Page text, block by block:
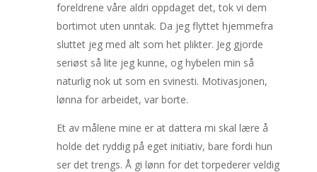
foreldrene våre aldri oppdaget det, tok vi dem
bortimot uten unntak. Da jeg flyttet hjemmefra
sluttet jeg med alt som het plikter. Jeg gjorde
seriøst så lite jeg kunne, og hybelen min så
naturlig nok ut som en svinesti. Motivasjonen,
lønna for arbeidet, var borte.
Et av målene mine er at dattera mi skal lære å
holde det ryddig på eget initiativ, bare fordi hun
ser det trengs. Å gi lønn for det torpederer veldig